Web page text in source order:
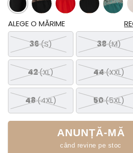
ALEGE O MĂRIME
36(S) 38(M)
42(XL) 44(XXL)
48(4XL) 50(5XL)
ANUNȚĂ-MĂ
când revine pe stoc